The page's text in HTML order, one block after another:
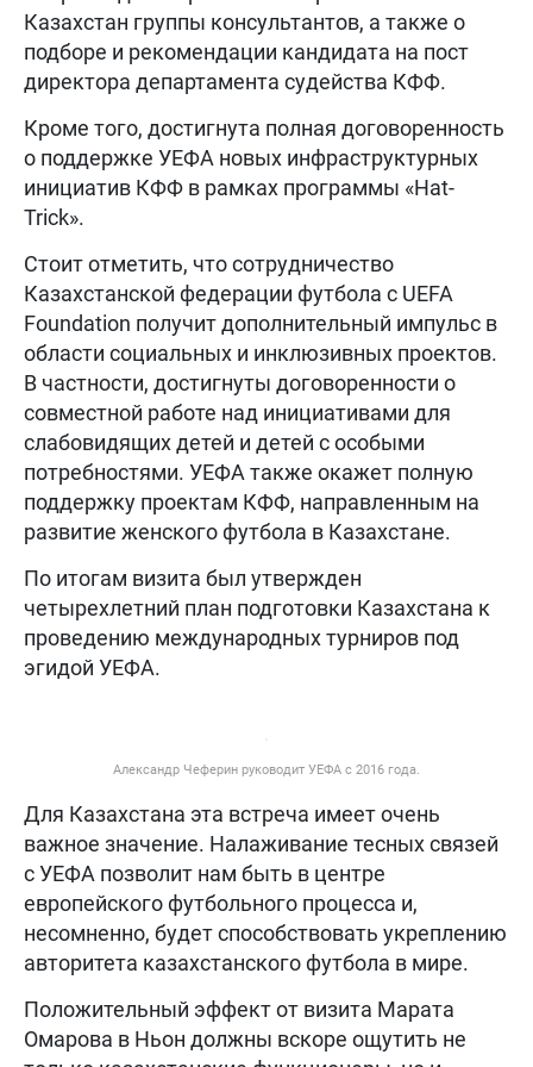
Казахстан группы консультантов, а также о
подборе и рекомендации кандидата на пост
директора департамента судейства КФФ.
Кроме того, достигнута полная договоренность
о поддержке УЕФА новых инфраструктурных
инициатив КФФ в рамках программы «Hat-
Trick».
Стоит отметить, что сотрудничество
Казахстанской федерации футбола с UEFA
Foundation получит дополнительный импульс в
области социальных и инклюзивных проектов.
В частности, достигнуты договоренности о
совместной работе над инициативами для
слабовидящих детей и детей с особыми
потребностями. УЕФА также окажет полную
поддержку проектам КФФ, направленным на
развитие женского футбола в Казахстане.
По итогам визита был утвержден
четырехлетний план подготовки Казахстана к
проведению международных турниров под
эгидой УЕФА.
Александр Чеферин руководит УЕФА с 2016 года.
Для Казахстана эта встреча имеет очень
важное значение. Налаживание тесных связей
с УЕФА позволит нам быть в центре
европейского футбольного процесса и,
несомненно, будет способствовать укреплению
авторитета казахстанского футбола в мире.
Положительный эффект от визита Марата
Омарова в Ньон должны вскоре ощутить не